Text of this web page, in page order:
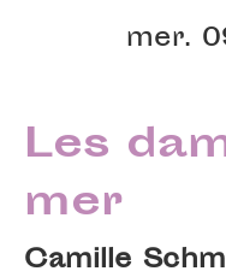
mer.
Les
mer
Camille